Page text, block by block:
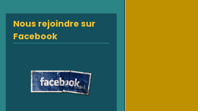
Nous rejoindre sur
Facebook